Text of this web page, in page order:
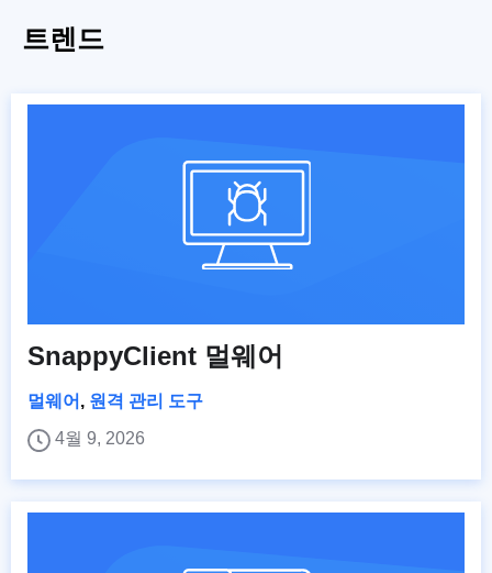
트렌드
SnappyClient 멀웨어
멀웨어 , 원격 관리 도구
4월 9, 2026